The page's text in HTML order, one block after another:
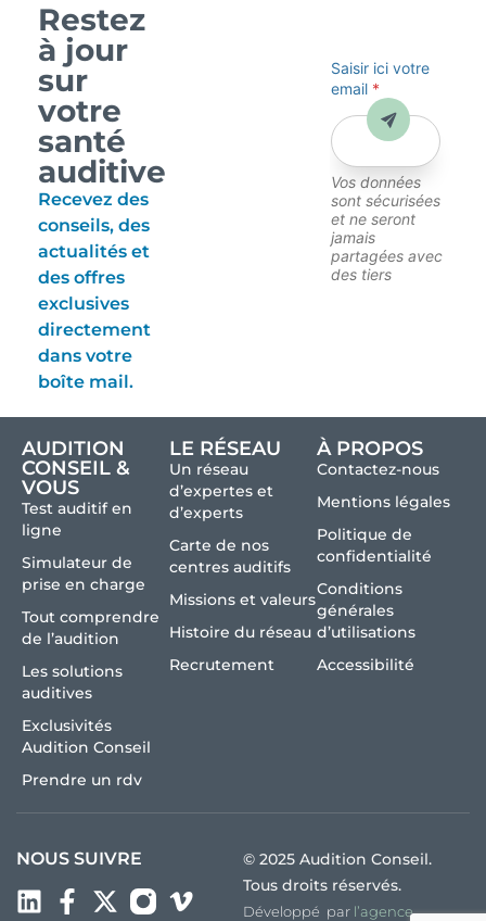
Restez
à jour
sur
votre
santé
auditive
Recevez des
conseils, des
actualités et
des offres
exclusives
directement
dans votre
boîte mail.
Saisir ici votre
email *
Vos données
sont sécurisées
et ne seront
jamais
partagées avec
des tiers
Envoyer
AUDITION
CONSEIL &
VOUS
Test auditif en
ligne
Simulateur de
prise en charge
Tout comprendre
de l’audition
Les solutions
auditives
Exclusivités
Audition Conseil
Prendre un rdv
LE RÉSEAU
Un réseau
d’expertes et
d’experts
Carte de nos
centres auditifs
Missions et valeurs
Histoire du réseau
Recrutement
À PROPOS
Contactez-nous
Mentions légales
Politique de
confidentialité
Conditions
générales
d’utilisations
Accessibilité
NOUS SUIVRE
© 2025 Audition Conseil.
Tous droits réservés.
Développé par l’agence